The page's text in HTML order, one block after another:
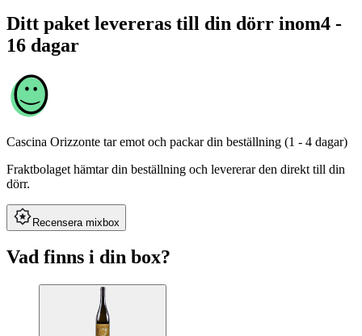
Ditt paket levereras till din dörr inom4 -
16 dagar
Cascina Orizzonte tar emot och packar din beställning (1 - 4 dagar)
Fraktbolaget hämtar din beställning och levererar den direkt till din
dörr.
Recensera mixbox
Vad finns i din box?